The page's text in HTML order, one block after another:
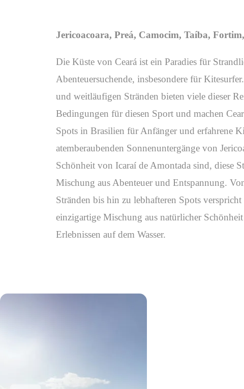
Jericoacoara, Preá, Camocim, Taíba,
Die Küste von Ceará ist ein Paradies für
Abenteuersuchende, insbesondere für
und weitläufigen Stränden bieten viele dieser
Bedingungen für diesen Sport und machen
Spots in Brasilien für Anfänger und erfahrene
atemberaubenden Sonnenuntergänge von
Schönheit von Icaraí de Amontada sind, diese
Mischung aus Abenteuer und Entspannung.
Stränden bis hin zu lebhafteren Spots
einzigartige Mischung aus natürlicher
Erlebnissen auf dem Wasser.